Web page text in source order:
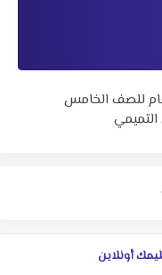
للصف الخامس
أونلاين